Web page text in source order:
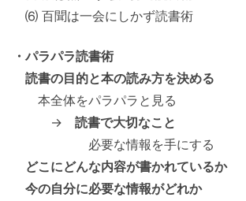
⑹ 百聞は一会にしかず読書術
・パラパラ読書術
読書の目的と本の読み方を決める
本全体をパラパラと見る
→ 読書で大切なこと
必要な情報を手にする
どこにどんな内容が書かれているか
今の自分に必要な情報がどれか